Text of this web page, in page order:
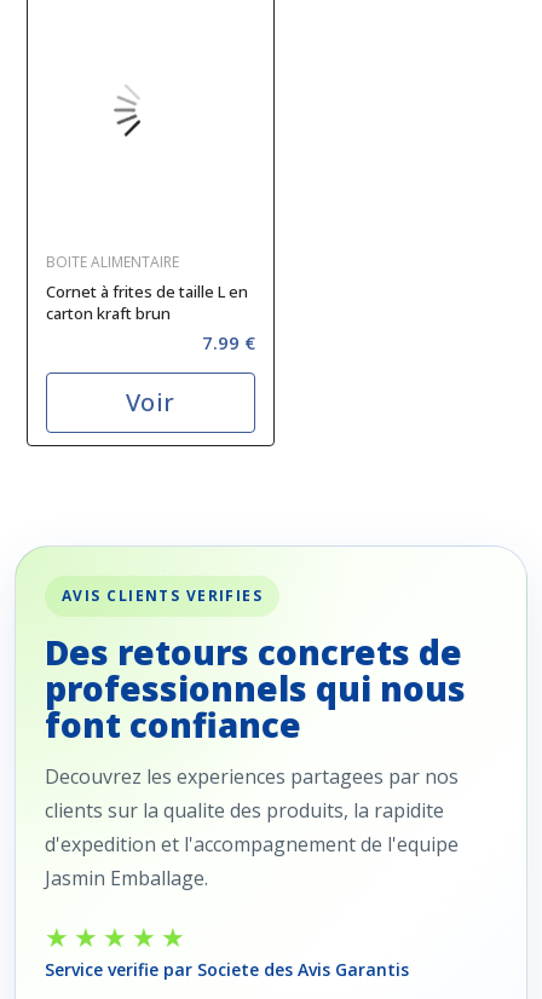
BOITE ALIMENTAIRE
Cornet à frites de taille L en
carton kraft brun
7.99 €
Voir
AVIS CLIENTS VERIFIES
Des retours concrets de
professionnels qui nous
font confiance
Decouvrez les experiences partagees par nos
clients sur la qualite des produits, la rapidite
d'expedition et l'accompagnement de l'equipe
Jasmin Emballage.
★★★★★
Service verifie par Societe des Avis Garantis